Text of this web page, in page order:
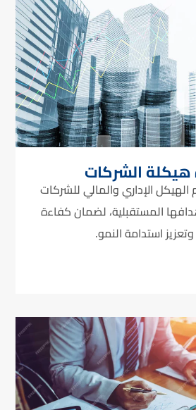
هيكلة الشركات
الهيكل الإداري والمالي للشركات
المستقبلية، لضمان كفاءة
وتعزيز استدامة النمو.